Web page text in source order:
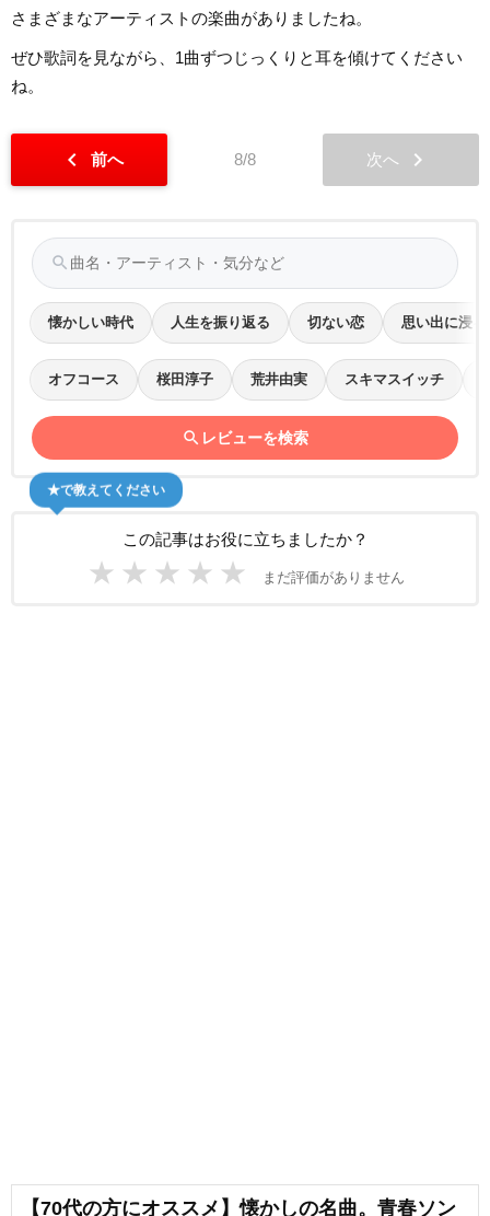
さまざまなアーティストの楽曲がありましたね。
ぜひ歌詞を見ながら、1曲ずつじっくりと耳を傾けてください
ね。
chevron_left 前へ 8/8 次へ chevron_right
search
懐かしい時代 人生を振り返る 切ない恋 思い出に浸る
オフコース 桜田淳子 荒井由実 スキマスイッチ
search レビューを検索
この記事はお役に立ちましたか？
★ ★ ★ ★ ★ まだ評価がありません
★で教えてください
【70代の方にオススメ】懐かしの名曲。青春ソン